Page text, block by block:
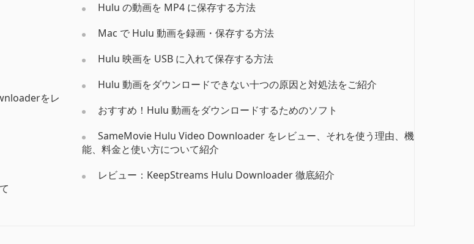
をレ
Hulu の動画を MP4 に保存する方法
Mac で Hulu 動画を録画・保存する方法
Hulu 映画を USB に入れて保存する方法
Hulu 動画をダウンロードできない十つの原因と対処法をご紹介
おすすめ！Hulu 動画をダウンロードするためのソフト
SameMovie Hulu Video Downloader をレビュー、それを使う理由、機
能、料金と使い方について紹介
レビュー：KeepStreams Hulu Downloader 徹底紹介